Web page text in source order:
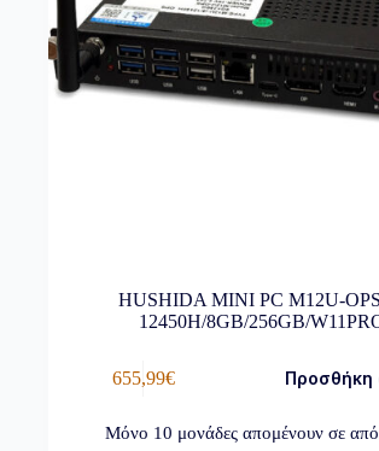
HUSHIDA MINI PC M12U-
12450H/8GB/256GB/
655,99€ Προσθήκη
Μόνο 10 μονάδες απομένουν σε